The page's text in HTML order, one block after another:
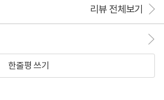
리뷰 전체보기
한줄평 쓰기